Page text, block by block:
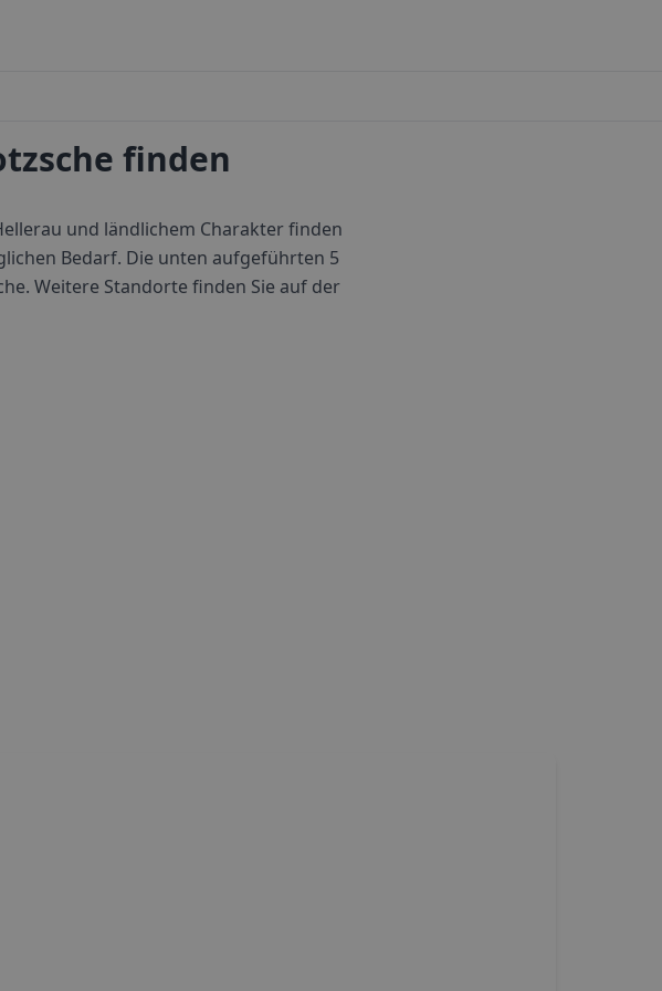
finden
und ländlichem Charakter finden
Bedarf. Die unten aufgeführten 5
. Weitere Standorte finden Sie auf der